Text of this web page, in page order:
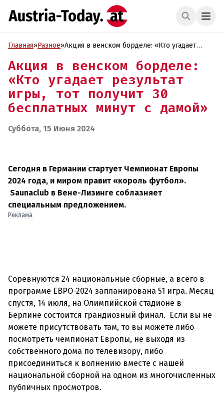
Главная»Разное»Акция в венском борделе: «Кто угадает
минут с дамой»
Акция в венском борделе:
«Кто угадает результат
игры, тот получит 30
бесплатных минут с дамой»
Суббота, 15 Июня 2024
Сегодня в Германии стартует Чемпионат Европы
2024 года, и миром правит «король футбол».
Saunaclub в Вене-Лизинге соблазняет
специальным предложением.
Реклама
Соревнуются 24 национальные сборные, а всего в
программе ЕВРО-2024 запланирована 51 игра. Месяц
спустя, 14 июля, на Олимпийской стадионе в
Берлине состоится грандиозный финал. Если вы не
можете присутствовать там, то вы можете либо
посмотреть чемпионат Европы, не выходя из
собственного дома по телевизору, либо
присоединиться к волнению вместе с нашей
национальной сборной на одном из многочисленных
публичных просмотров.